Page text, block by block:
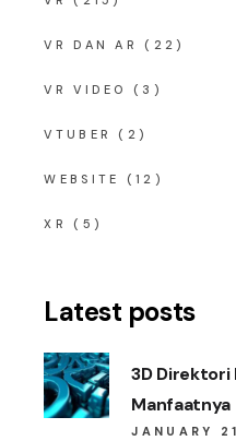
VR DAN AR (22)
VR VIDEO (3)
VTUBER (2)
WEBSITE (12)
XR (5)
Latest posts
3D
Manfaatnya
JANUARY